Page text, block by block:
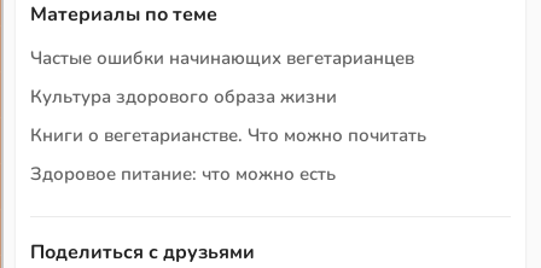
Материалы по теме
Частые ошибки начинающих вегетарианцев
Культура здорового образа жизни
Книги о вегетарианстве. Что можно почитать
Здоровое питание: что можно есть
Поделиться с друзьями